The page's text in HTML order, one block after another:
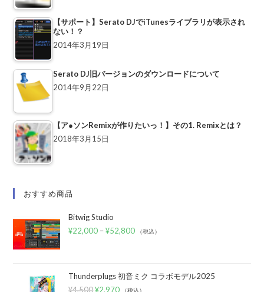
【サポート】Serato DJでiTunesライブラリが表示され
ない！？
2014年3月19日
Serato DJ旧バージョンのダウンロードについて
2014年9月22日
【ア●ソンRemixが作りたいっ！】その1. Remixとは？
2018年3月15日
おすすめ商品
Bitwig Studio
¥22,000 –¥52,800 （税込）
Thunderplugs 初音ミク コラボモデル2025
¥4,500 ¥2,970 （税込）